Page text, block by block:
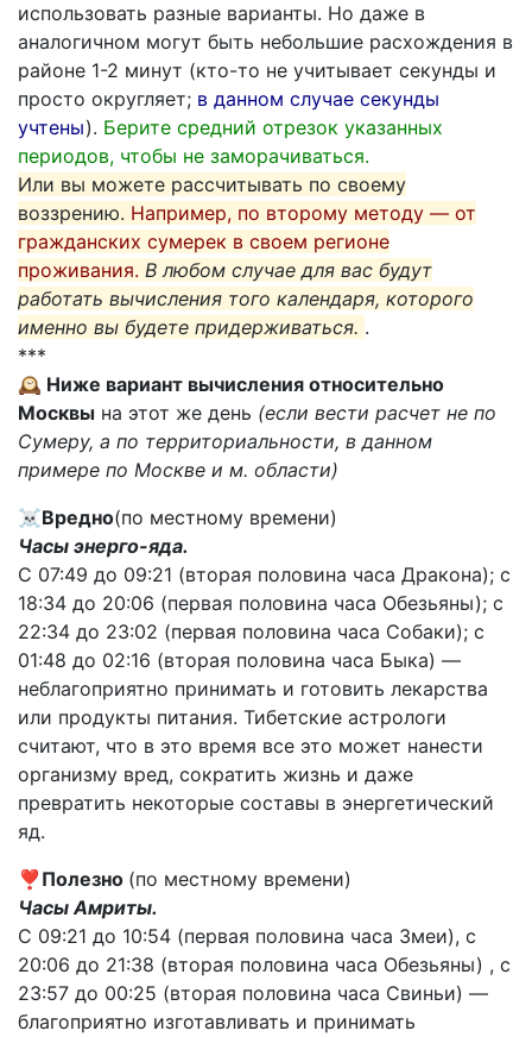
использовать разные варианты. Но даже в
аналогичном могут быть небольшие расхождения в
районе 1-2 минут (кто-то не учитывает секунды и
просто округляет; в данном случае секунды
учтены). Берите средний отрезок указанных
периодов, чтобы не заморачиваться.
Или вы можете рассчитывать по своему
воззрению. Например, по второму методу — от
гражданских сумерек в своем регионе
проживания. В любом случае для вас будут
работать вычисления того календаря, которого
именно вы будете придерживаться. .
***
🕰️ Ниже вариант вычисления относительно
Москвы на этот же день (если вести расчет не по
Сумеру, а по территориальности, в данном
примере по Москве и м. области)
☠️Вредно(по местному времени)
Часы энерго-яда.
С 07:49 до 09:21 (вторая половина часа Дракона); с
18:34 до 20:06 (первая половина часа Обезьяны); с
22:34 до 23:02 (первая половина часа Собаки); с
01:48 до 02:16 (вторая половина часа Быка) —
неблагоприятно принимать и готовить лекарства
или продукты питания. Тибетские астрологи
считают, что в это время все это может нанести
организму вред, сократить жизнь и даже
превратить некоторые составы в энергетический
яд.
❣️ Полезно (по местному времени)
Часы Амриты.
С 09:21 до 10:54 (первая половина часа Змеи), с
20:06 до 21:38 (вторая половина часа Обезьяны) , с
23:57 до 00:25 (вторая половина часа Свиньи) —
благоприятно изготавливать и принимать